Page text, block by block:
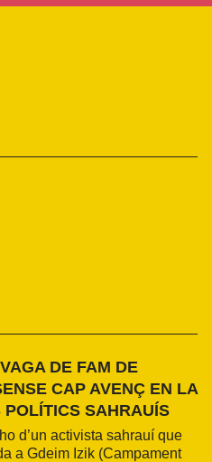
DE FAM DE
CAP AVENÇ EN LA
SAHRAUÍS
d’un activista sahrauí que
a Gdeim Izik (Campament